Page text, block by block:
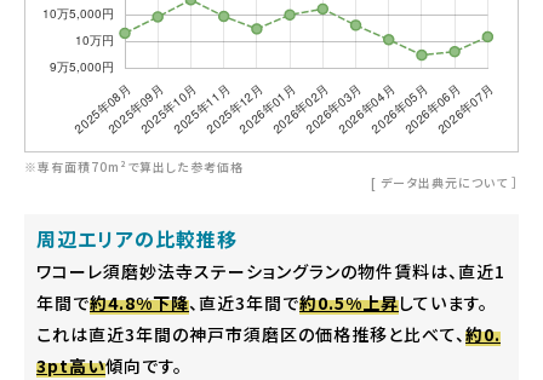
※専有面積70m²で算出した参考価格
[ データ出典元について ］
周辺エリアの比較推移
ワコーレ須磨妙法寺ステーショングランの物件賃料は、直近1
年間で約4.8%下降、直近3年間で約0.5%上昇しています。
これは直近3年間の神戸市須磨区の価格推移と比べて、約0.
3pt高い傾向です。